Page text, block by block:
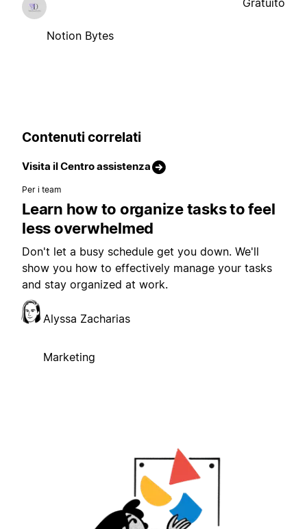
Notion Bytes
Contenuti correlati
Visita il Centro assistenza
Per i team
Learn how to organize tasks to feel
less overwhelmed
Don't let a busy schedule get you down. We'll
show you how to effectively manage your tasks
and stay organized at work.
Alyssa Zacharias
Marketing